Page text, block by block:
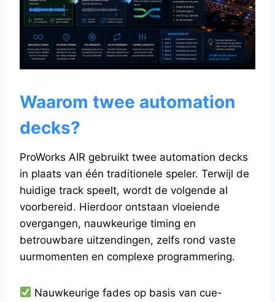
Waarom twee automation
decks?
ProWorks AIR gebruikt twee automation decks
in plaats van één traditionele speler. Terwijl de
huidige track speelt, wordt de volgende al
voorbereid. Hierdoor ontstaan vloeiende
overgangen, nauwkeurige timing en
betrouwbare uitzendingen, zelfs rond vaste
uurmomenten en complexe programmering.
Nauwkeurige fades op basis van cue-